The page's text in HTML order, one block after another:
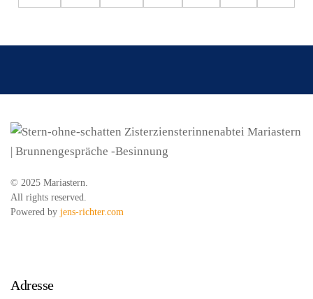
© 2025 Mariastern.
All rights reserved.
Powered by jens-richter.com
Adresse